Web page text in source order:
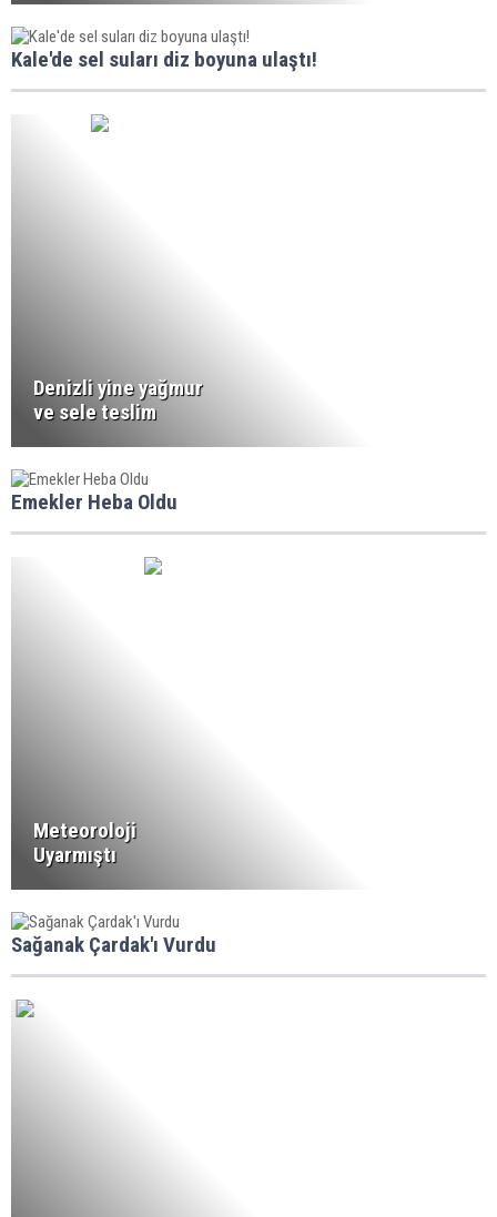
Kale'de sel suları diz boyuna ulaştı!
Denizli yine yağmur
ve sele teslim
Emekler Heba Oldu
Meteoroloji
Uyarmıştı
Sağanak Çardak'ı Vurdu